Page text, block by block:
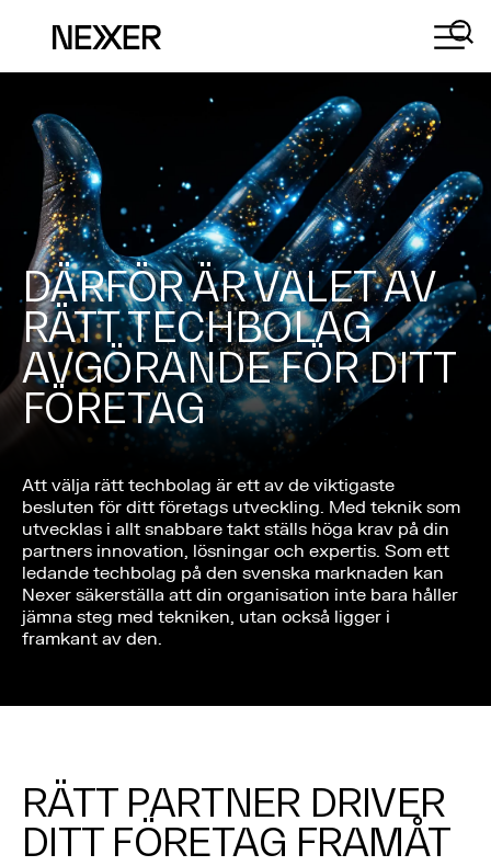
DÄRFÖR ÄR VALET AV
RÄTT TECHBOLAG
AVGÖRANDE FÖR DITT
FÖRETAG
Att välja rätt techbolag är ett av de viktigaste
besluten för ditt företags utveckling. Med teknik som
utvecklas i allt snabbare takt ställs höga krav på din
partners innovation, lösningar och expertis. Som ett
ledande techbolag på den svenska marknaden kan
Nexer säkerställa att din organisation inte bara håller
jämna steg med tekniken, utan också ligger i
framkant av den.
RÄTT PARTNER DRIVER
DITT FÖRETAG FRAMÅT